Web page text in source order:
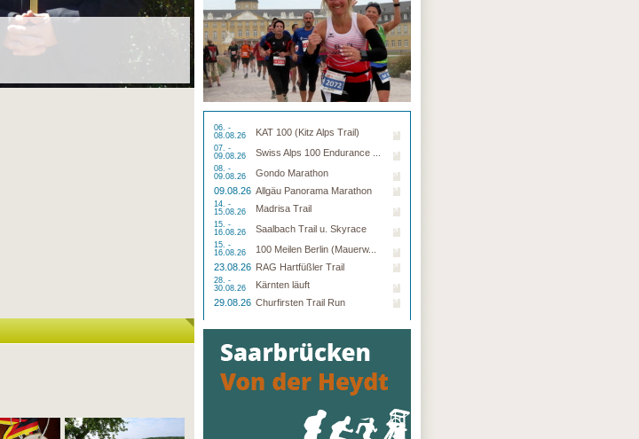
06. -
08.08.26
KAT 100 (Kitz Alps Trail)
07. -
09.08.26
Swiss Alps 100 Endurance ...
08. -
09.08.26
Gondo Marathon
09.08.26 Allgäu Panorama Marathon
14. -
15.08.26
Madrisa Trail
15. -
16.08.26
Saalbach Trail u. Skyrace
15. -
16.08.26
100 Meilen Berlin (Mauerw...
23.08.26 RAG Hartfüßler Trail
28. -
30.08.26
Kärnten läuft
29.08.26 Churfirsten Trail Run